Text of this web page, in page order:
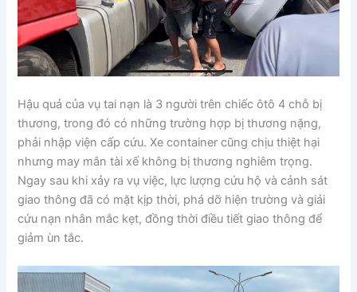
Hậu quả của vụ tai nạn là 3 người trên chiếc ôtô 4 chỗ bị
thương, trong đó có những trường hợp bị thương nặng,
phải nhập viện cấp cứu. Xe container cũng chịu thiệt hại
nhưng may mắn tài xế không bị thương nghiêm trọng.
Ngay sau khi xảy ra vụ việc, lực lượng cứu hộ và cảnh sát
giao thông đã có mặt kịp thời, phá dỡ hiện trường và giải
cứu nạn nhân mắc kẹt, đồng thời điều tiết giao thông để
giảm ùn tắc.